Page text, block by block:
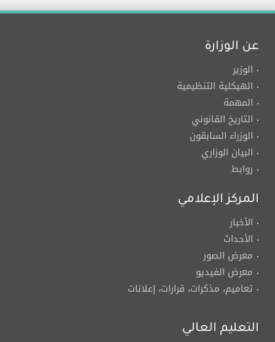
عن الوزارة
الوزير
الهيكلية التنظيمية
المهمة
التاريخ القانوني
الوزراء السابقون
البيان الوزاري
روابط
المركز الإعلامي
الأخبار
الأحداث
معرض الصور
معرض الفيديو
تعاميم، مذكرات، قرارات، إعلانات
التعليم العالي